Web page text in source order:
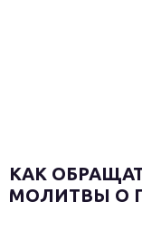
КАК
МОЛИТВЫ О